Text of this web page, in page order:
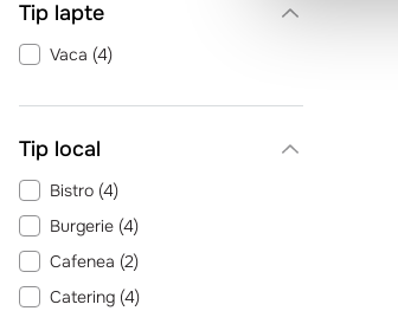
Tip lapte
Vaca (4)
Tip local
Bistro (4)
Burgerie (4)
Cafenea (2)
Catering (4)